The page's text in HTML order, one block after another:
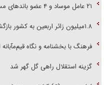
۲۱ عامل موساد و ۴ عضو باند‌های مسلح بازداشت شدند
۱.۸میلیون زائر اربعین به کشور بازگشتند
فرهنگ با بخشنامه و نگاه
گزینه استقلال راهی گل گهر شد